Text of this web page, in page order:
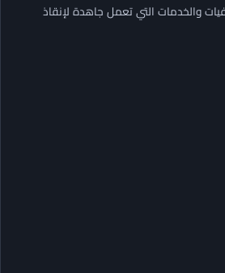
والخدمات التي تعمل جاهدة لإنقاذ